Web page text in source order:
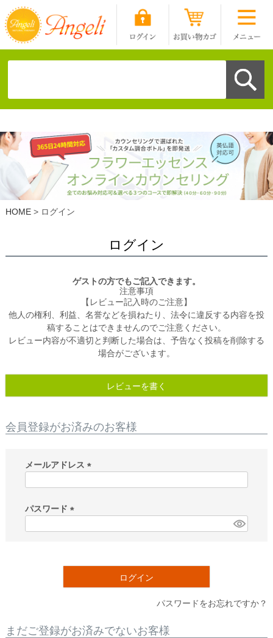
HOME ログイン
ログイン
ゲストの方でもご記入できます。
注意事項
【レビュー記入時のご注意】
他人の権利、利益、名誉などを損ねたり、法令に違反する内容を投
稿することはできませんのでご注意ください。
レビュー内容が不適切と判断した場合は、予告なく投稿を削除する
場合がございます。
レビューを書く
会員登録がお済みのお客様
メールアドレス
)
パスワード
ログイン
パスワードをお忘れですか？
まだご登録がお済みでないお客様